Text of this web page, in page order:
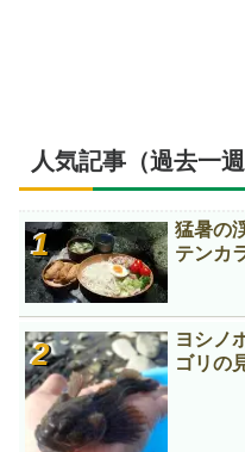
人気記事（過去一週
猛暑の
テンカ
ヨシノ
ゴリの